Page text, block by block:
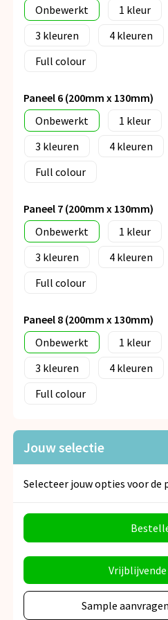
Onbewerkt
1
3
4
Full colour
Paneel 6 (200mm x 130mm)
Onbewerkt
1
3
4
Full colour
Paneel 7 (200mm x 130mm)
Onbewerkt
1
3
4
Full colour
Paneel 8 (200mm x 130mm)
Onbewerkt
1
3
4
Full colour
Jouw selectie
Selecteer jouw opties voor de
Sample